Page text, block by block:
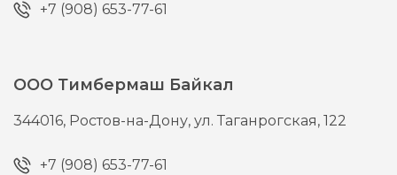
+7 (908) 653-77-61
ООО Тимбермаш Байкал
344016, Ростов-на-Дону,ул. Таганрогская, 122
+7 (908) 653-77-61